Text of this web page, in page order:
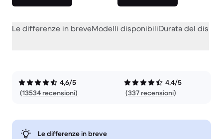
Le differenze in breveModelli disponibiliDurata del
4,6/5
(13534 recensioni)
4,4/5
(337 recensioni)
Le differenze in breve